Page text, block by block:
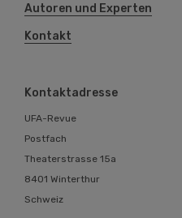
Autoren und Experten
Kontakt
Kontaktadresse
UFA-Revue
Postfach
Theaterstrasse 15a
8401 Winterthur
Schweiz